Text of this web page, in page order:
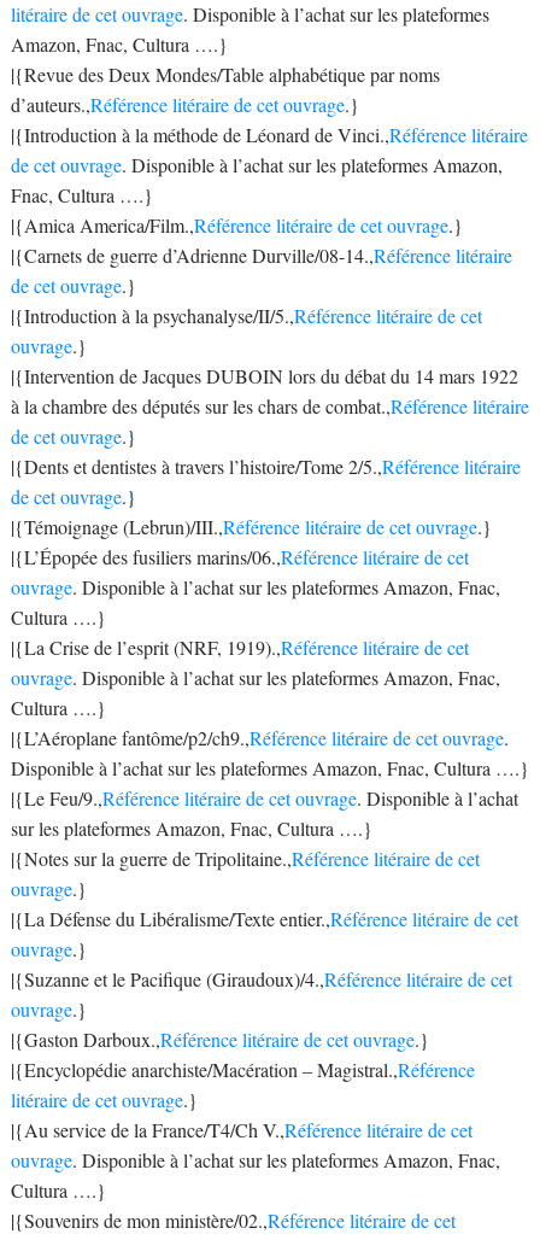
litéraire de cet ouvrage. Disponible à l’achat sur les plateformes
Amazon, Fnac, Cultura ….}
|{Revue des Deux Mondes/Table alphabétique par noms
d’auteurs.,Référence litéraire de cet ouvrage.}
|{Introduction à la méthode de Léonard de Vinci.,Référence litéraire
de cet ouvrage. Disponible à l’achat sur les plateformes Amazon,
Fnac, Cultura ….}
|{Amica America/Film.,Référence litéraire de cet ouvrage.}
|{Carnets de guerre d’Adrienne Durville/08-14.,Référence litéraire
de cet ouvrage.}
|{Introduction à la psychanalyse/II/5.,Référence litéraire de cet
ouvrage.}
|{Intervention de Jacques DUBOIN lors du débat du 14 mars 1922
à la chambre des députés sur les chars de combat.,Référence litéraire
de cet ouvrage.}
|{Dents et dentistes à travers l’histoire/Tome 2/5.,Référence litéraire
de cet ouvrage.}
|{Témoignage (Lebrun)/III.,Référence litéraire de cet ouvrage.}
|{L’Épopée des fusiliers marins/06.,Référence litéraire de cet
ouvrage. Disponible à l’achat sur les plateformes Amazon, Fnac,
Cultura ….}
|{La Crise de l’esprit (NRF, 1919).,Référence litéraire de cet
ouvrage. Disponible à l’achat sur les plateformes Amazon, Fnac,
Cultura ….}
|{L’Aéroplane fantôme/p2/ch9.,Référence litéraire de cet ouvrage.
Disponible à l’achat sur les plateformes Amazon, Fnac, Cultura ….}
|{Le Feu/9.,Référence litéraire de cet ouvrage. Disponible à l’achat
sur les plateformes Amazon, Fnac, Cultura ….}
|{Notes sur la guerre de Tripolitaine.,Référence litéraire de cet
ouvrage.}
|{La Défense du Libéralisme/Texte entier.,Référence litéraire de cet
ouvrage.}
|{Suzanne et le Pacifique (Giraudoux)/4.,Référence litéraire de cet
ouvrage.}
|{Gaston Darboux.,Référence litéraire de cet ouvrage.}
|{Encyclopédie anarchiste/Macération – Magistral.,Référence
litéraire de cet ouvrage.}
|{Au service de la France/T4/Ch V.,Référence litéraire de cet
ouvrage. Disponible à l’achat sur les plateformes Amazon, Fnac,
Cultura ….}
|{Souvenirs de mon ministère/02.,Référence litéraire de cet